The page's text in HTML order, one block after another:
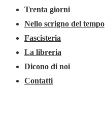
Trenta giorni
Nello scrigno del tempo
Fascisteria
La libreria
Dicono di noi
Contatti